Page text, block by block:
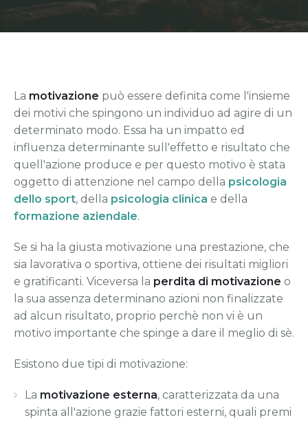
Disturbi Psicosomatici
Disagio Esistenziale
Ansia e Performance
La motivazione può essere definita come l'insieme
dei motivi che spingono un individuo ad agire di un
determinato modo. Essa ha un impatto ed
influenza determinante sull'effetto e risultato che
quell'azione produce e per questo motivo è stata
oggetto di attenzione nel campo della psicologia
dello sport, della psicologia clinica e della
formazione aziendale.
Se si ha la giusta motivazione una prestazione, che
sia lavorativa o sportiva, ottiene dei risultati migliori
e gratificanti. Viceversa la perdita di motivazione o
la sua assenza determinano azioni non finalizzate
ad alcun risultato, proprio perchè non vi è un
motivo importante che spinge a dare il meglio di sè.
Esistono due tipi di motivazione:
La motivazione esterna, caratterizzata da una
spinta all'azione grazie fattori esterni, quali premi